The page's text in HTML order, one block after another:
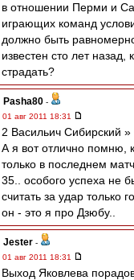
в отношении Перми и
играющих команд
должно быть
известен сто лет назад,
страдать?
Pasha80 -
01 авг 2011 18:31
2 Васильич Сибирский
А я вот отлично помню,
только в последнем
35.. особого успеха не
считать за удар только
он - это я про Дзюбу..
Jester -
01 авг 2011 18:31
Выход Яковлева